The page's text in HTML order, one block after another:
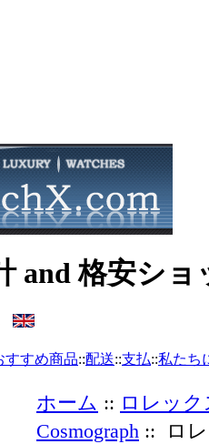
and 格安ショ
すすめ商品::配送::支払::私たち
ホーム :: ロレック
Cosmograph :: ロレ